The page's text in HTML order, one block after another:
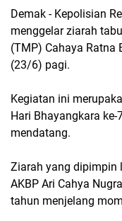
Demak - Kepolisian
menggelar ziarah
(TMP) Cahaya Ratna
(23/6) pagi.
Kegiatan ini
Hari Bhayangkara
mendatang.
Ziarah yang dipimpin
AKBP Ari Cahya
tahun menjelang